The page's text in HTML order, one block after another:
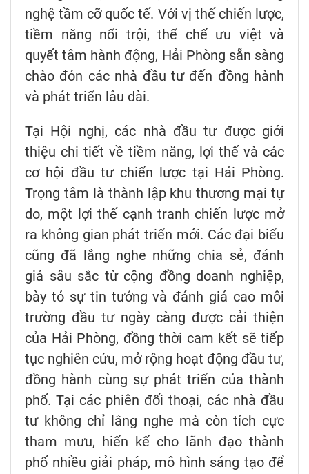
nghệ tầm cỡ quốc tế. Với vị thế chiến lược,
tiềm năng nổi trội, thể chế ưu việt và
quyết tâm hành động, Hải Phòng sẵn sàng
chào đón các nhà đầu tư đến đồng hành
và phát triển lâu dài.
Tại Hội nghị, các nhà đầu tư được giới
thiệu chi tiết về tiềm năng, lợi thế và các
cơ hội đầu tư chiến lược tại Hải Phòng.
Trọng tâm là thành lập khu thương mại tự
do, một lợi thế cạnh tranh chiến lược mở
ra không gian phát triển mới. Các đại biểu
cũng đã lắng nghe những chia sẻ, đánh
giá sâu sắc từ cộng đồng doanh nghiệp,
bày tỏ sự tin tưởng và đánh giá cao môi
trường đầu tư ngày càng được cải thiện
của Hải Phòng, đồng thời cam kết sẽ tiếp
tục nghiên cứu, mở rộng hoạt động đầu tư,
đồng hành cùng sự phát triển của thành
phố. Tại các phiên đối thoại, các nhà đầu
tư không chỉ lắng nghe mà còn tích cực
tham mưu, hiến kế cho lãnh đạo thành
phố nhiều giải pháp, mô hình sáng tạo để